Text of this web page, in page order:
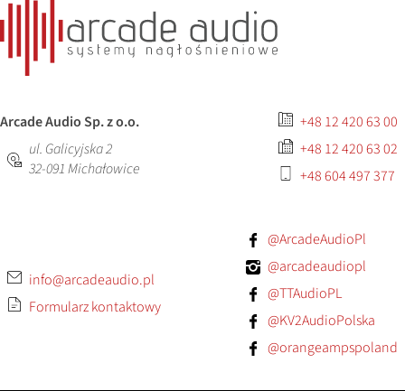
Arcade Audio Sp. z o.o.
ul. Galicyjska 2
32-091Michałowice
+48 12 420 63 00
+48 12 420 63 02
+48 604 497 377
info@arcadeaudio.pl
Formularz kontaktowy
@ArcadeAudioPl
@arcadeaudiopl
@TTAudioPL
@KV2AudioPolska
@orangeampspoland